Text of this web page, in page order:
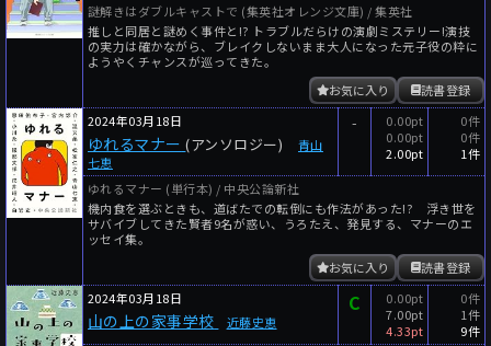
謎解きはダブルキャストで (集英社オレンジ文庫) / 集英社
推しと同居と謎めく事件と!? トラブルだらけの演劇ミステリー!演技
の実力は確かながら、ブレイクしないまま大人になった元子役の粋に
ようやくチャンスが巡ってきた。
読書登録
お気に入り
2024年03月18日
ゆれるマナー (アンソロジー)
青山
七恵
-
0.00pt
0.00pt
2.00pt
0件
0件
1件
ゆれるマナー (単行本) / 中央公論新社
機内食を選ぶときも、道ばたでの転倒にも作法があった!? 浮き世を
サバイブしてきた賢者9名が惑い、うろたえ、発見する、マナーのエ
ッセイ集。
読書登録
お気に入り
2024年03月18日
山の上の家事学校 近藤史恵
C
0.00pt
7.00pt
4.33pt
0件
1件
9件